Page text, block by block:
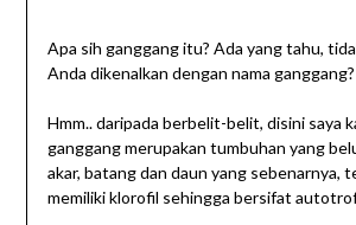
Apa sih ganggang itu? Ada yang tahu,
Anda dikenalkan dengan nama ganggang?
Hmm.. daripada berbelit-belit, disini saya
ganggang merupakan tumbuhan yang
akar, batang dan daun yang sebenarnya,
memiliki klorofil sehingga bersifat